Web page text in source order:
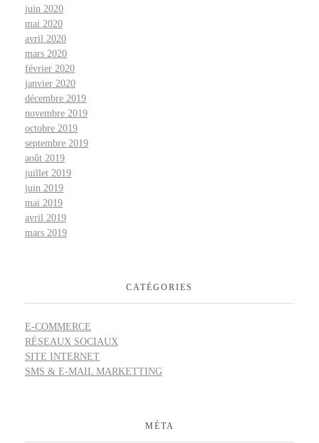
juin 2020
mai 2020
avril 2020
mars 2020
février 2020
janvier 2020
décembre 2019
novembre 2019
octobre 2019
septembre 2019
août 2019
juillet 2019
juin 2019
mai 2019
avril 2019
mars 2019
CATÉGORIES
E-COMMERCE
RÉSEAUX SOCIAUX
SITE INTERNET
SMS & E-MAIL MARKETTING
MÉTA